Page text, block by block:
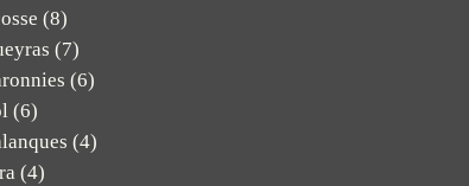
(8)
(7)
(6)
(6)
(4)
(4)